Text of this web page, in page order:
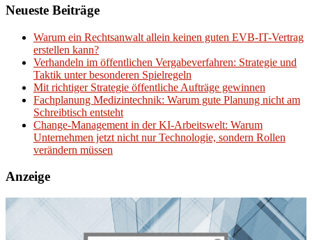
Neueste Beiträge
Warum ein Rechtsanwalt allein keinen guten EVB-IT-Vertrag
erstellen kann?
Verhandeln im öffentlichen Vergabeverfahren: Strategie und
Taktik unter besonderen Spielregeln
Mit richtiger Strategie öffentliche Aufträge gewinnen
Fachplanung Medizintechnik: Warum gute Planung nicht am
Schreibtisch entsteht
Change-Management in der KI-Arbeitswelt: Warum
Unternehmen jetzt nicht nur Technologie, sondern Rollen
verändern müssen
Anzeige